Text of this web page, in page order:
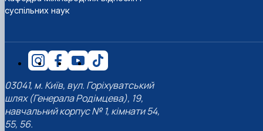
суспільних наук
03041, м. Київ, вул. Горіхуватський
шлях (Генерала Родімцева), 19,
навчальний корпус № 1, кімнати 54,
55, 56.